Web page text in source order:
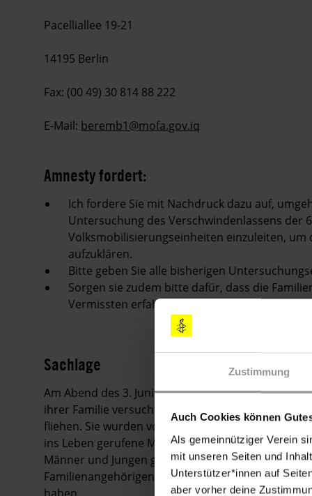
Zustimmung
Auch Cookies können
Als gemeinnütziger Verein
mit unseren Seiten und
Unterstützer*innen auf
aber vorher deine
Pacelliallee 19-21
14195 Berlin
Fax: (00 49) 30 814 88 222
E-Mail: beremb1@mofa.gov.iq
Amnesty fordert:
Ich fordere Sie mit Nachdruck dazu auf,
Untersuchung des Verschwindenlassens der
Volksmobilisierungseinheiten einzuleiten,
aufzuklären.
Bitte geben Sie alle bisherigen
Sorgen sie zudem bitte dafür, dass die
Vermissten erfahren und eine Entschädigung
Sachlage
Am Abend des 3. Juni 2016 wurden 1.300 Männer
ihrer Familie versuchten aus Saqlawiyah, einer
fliehen. Sie wurden von
ins Leben gerufene Milizenbündnis, entführt, um
Männer und Jungen gelten weiterhin als vermisst
Familienangehörigen sind verzweifelt, weil sie
haben.